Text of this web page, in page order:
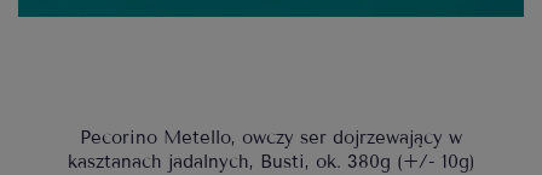
Pecorino Metello, owczy ser dojrzewający w
kasztanach jadalnych, Busti, ok. 380g (+/- 10g)